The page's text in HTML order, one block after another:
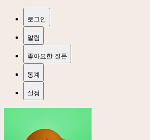
로그인
알림
좋아요한 질문
통계
설정